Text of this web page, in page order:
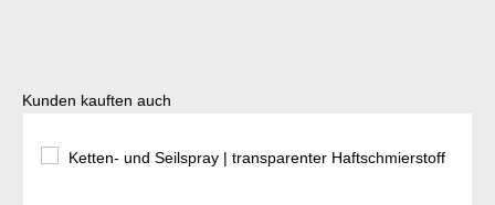
Produktgalerie überspringen
Kunden kauften auch